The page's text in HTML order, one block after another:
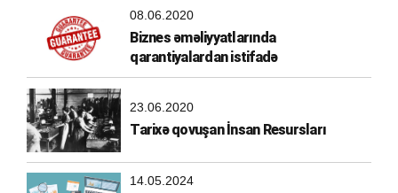
08.06.2020
Biznes əməliyyatlarında
qarantiyalardan istifadə
23.06.2020
Tarixə qovuşan İnsan Resursları
14.05.2024